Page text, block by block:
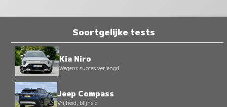
Soortgelijke tests
Kia Niro
Wegens succes verlengd
Jeep Compass
Vrijheid, blijheid